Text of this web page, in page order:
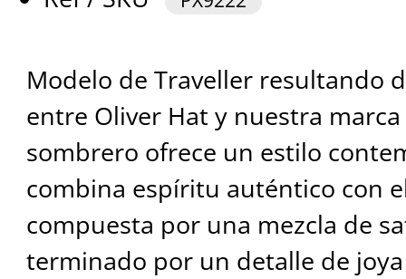
Modelo de Traveller resultando
entre Oliver Hat y nuestra marca
sombrero ofrece un estilo
combina espíritu auténtico con
compuesta por una mezcla de
terminado por un detalle de